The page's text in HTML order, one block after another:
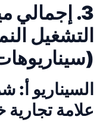
3. إجمالي
التشغيل
السيناريو أ:
علامة